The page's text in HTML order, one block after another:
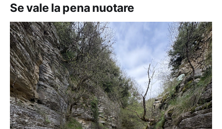
Se vale la pena nuotare